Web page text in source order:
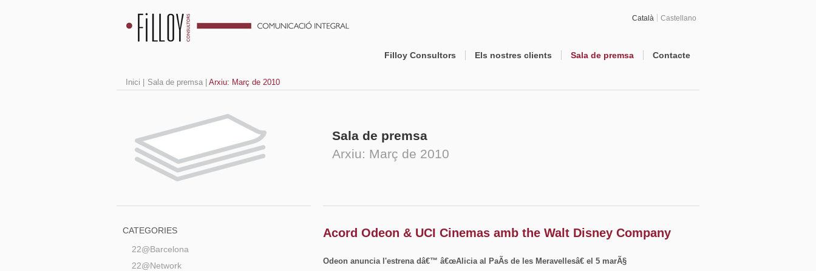
Català Castellano
Filloy Consultors Els nostres clients Sala de premsa Contacte
Inici Sala de premsa Arxiu: Març de 2010
Sala de premsa
Arxiu: Març de 2010
CATEGORIES
22@Barcelona
22@Network
Acord Odeon & UCI Cinemas amb the Walt Disney Company
Odeon anuncia l'estrena dâ€™ â€œAlicia al PaÃ­s de les Meravellesâ€ el 5 marÃ§